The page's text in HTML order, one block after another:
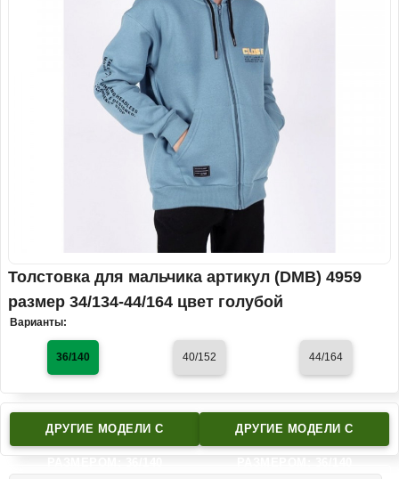
Толстовка для мальчика артикул (DMB) 4959
размер 34/134-44/164 цвет голубой
Варианты:
36/140 40/152 44/164
ДРУГИЕ МОДЕЛИ C ДРУГИЕ МОДЕЛИ C